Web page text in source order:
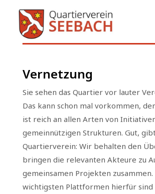
Vernetzung
Sie sehen das Quartier vor lauter
Das kann schon mal vorkommen,
ist reich an allen Arten von
gemeinnützigen Strukturen. Gut,
Quartierverein: Wir behalten den
bringen die relevanten Akteure zu
gemeinsamen Projekten zusammen.
wichtigsten Plattformen hierfür sind